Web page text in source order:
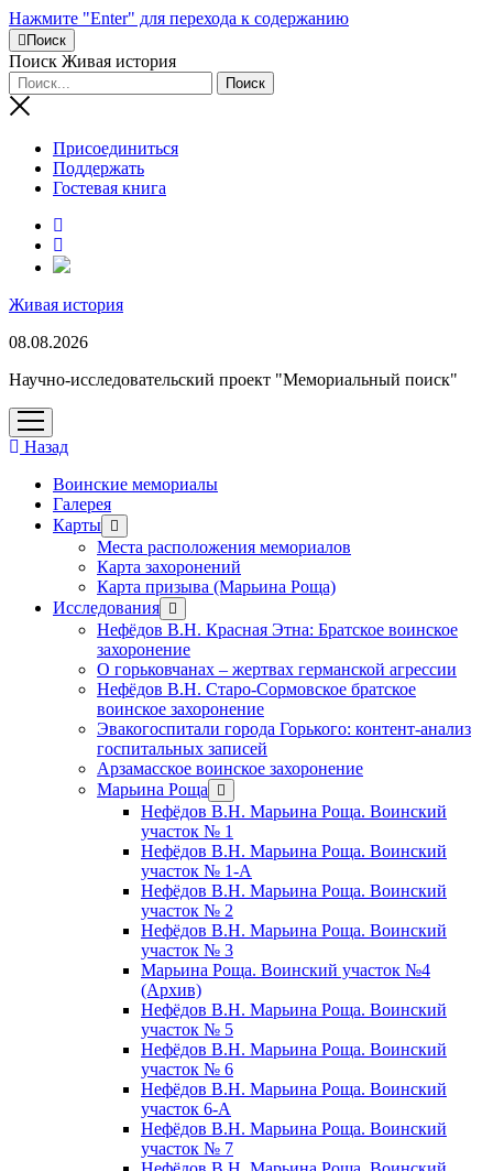
Нажмите "Enter" для перехода к содержанию
Поиск
Поиск Живая история
Присоединиться
Поддержать
Гостевая книга
RuTube
Живая история
08.08.2026
Научно-исследовательский проект "Мемориальный поиск"
открыть
меню
Назад
Воинские мемориалы
Галерея
Карты открыть
меню
Места расположения мемориалов
Карта захоронений
Карта призыва (Марьина Роща)
Исследования открыть
меню
Нефёдов В.Н. Красная Этна: Братское воинское
захоронение
О горьковчанах – жертвах германской агрессии
Нефёдов В.Н. Старо-Сормовское братское
воинское захоронение
Эвакогоспитали города Горького: контент-анализ
госпитальных записей
Арзамасское воинское захоронение
Марьина Роща
открыть
меню
Нефёдов В.Н. Марьина Роща. Воинский
участок № 1
Нефёдов В.Н. Марьина Роща. Воинский
участок № 1-А
Нефёдов В.Н. Марьина Роща. Воинский
участок № 2
Нефёдов В.Н. Марьина Роща. Воинский
участок № 3
Марьина Роща. Воинский участок №4
(Архив)
Нефёдов В.Н. Марьина Роща. Воинский
участок № 5
Нефёдов В.Н. Марьина Роща. Воинский
участок № 6
Нефёдов В.Н. Марьина Роща. Воинский
участок 6-А
Нефёдов В.Н. Марьина Роща. Воинский
участок № 7